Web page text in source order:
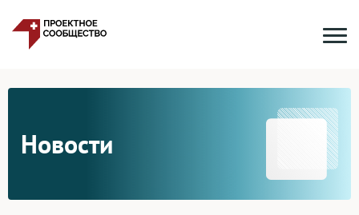
Новости